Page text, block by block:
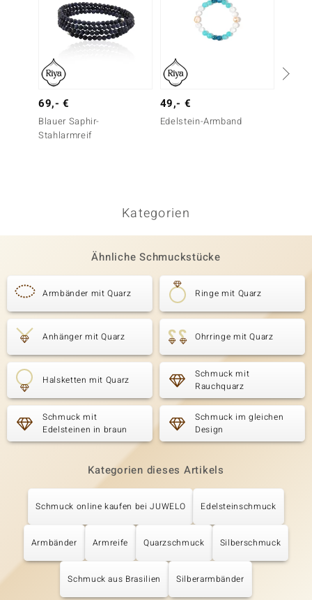
69,- €
Blauer Saphir-
Stahlarmreif
49,- €
Edelstein-Armband
Kategorien
Ähnliche Schmuckstücke
Armbänder mit Quarz Ringe mit Quarz
Anhänger mit Quarz Ohrringe mit Quarz
Halsketten mit Quarz
Schmuck mit
Rauchquarz
Schmuck mit
Edelsteinen in braun
Schmuck im gleichen
Design
Kategorien dieses Artikels
Schmuck online kaufen bei JUWELO Edelsteinschmuck
Armbänder Armreife Quarzschmuck Silberschmuck
Schmuck aus Brasilien Silberarmbänder